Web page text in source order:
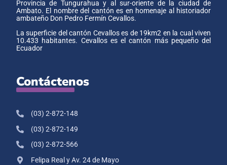
Provincia de Tungurahua y al sur-oriente de la ciudad de
Ambato. El nombre del cantón es en homenaje al historiador
ambateño Don Pedro Fermín Cevallos.
La superficie del cantón Cevallos es de 19km2 en la cual viven
10.433 habitantes. Cevallos es el cantón más pequeño del
Ecuador
Contáctenos
(03) 2-872-148
(03) 2-872-149
(03) 2-872-566
Felipa Real y Av. 24 de Mayo